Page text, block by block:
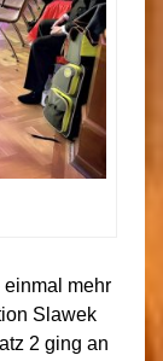
mehr
Slawek
2 ging an